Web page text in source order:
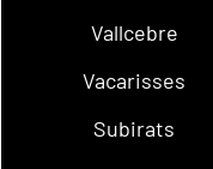
Vallcebre
Vacarisses
Subirats